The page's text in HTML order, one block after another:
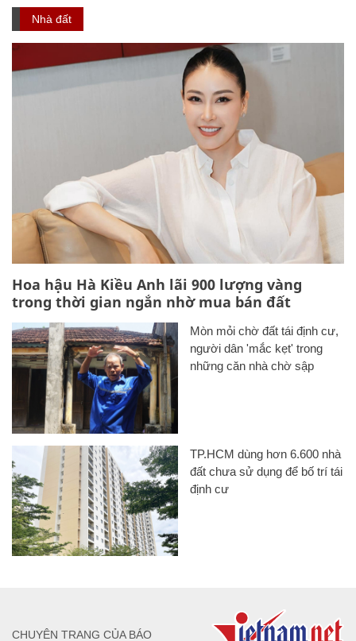
Nhà đất
Hoa hậu Hà Kiều Anh lãi 900 lượng vàng
trong thời gian ngắn nhờ mua bán đất
Mòn mỏi chờ đất tái định cư,
người dân 'mắc kẹt' trong
những căn nhà chờ sập
TP.HCM dùng hơn 6.600 nhà
đất chưa sử dụng để bố trí tái
định cư
CHUYÊN TRANG CỦA BÁO